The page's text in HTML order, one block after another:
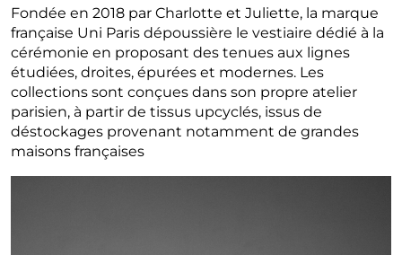
Fondée en 2018 par Charlotte et Juliette, la marque
française Uni Paris dépoussière le vestiaire dédié à la
cérémonie en proposant des tenues aux lignes
étudiées, droites, épurées et modernes. Les
collections sont conçues dans son propre atelier
parisien, à partir de tissus upcyclés, issus de
déstockages provenant notamment de grandes
maisons françaises